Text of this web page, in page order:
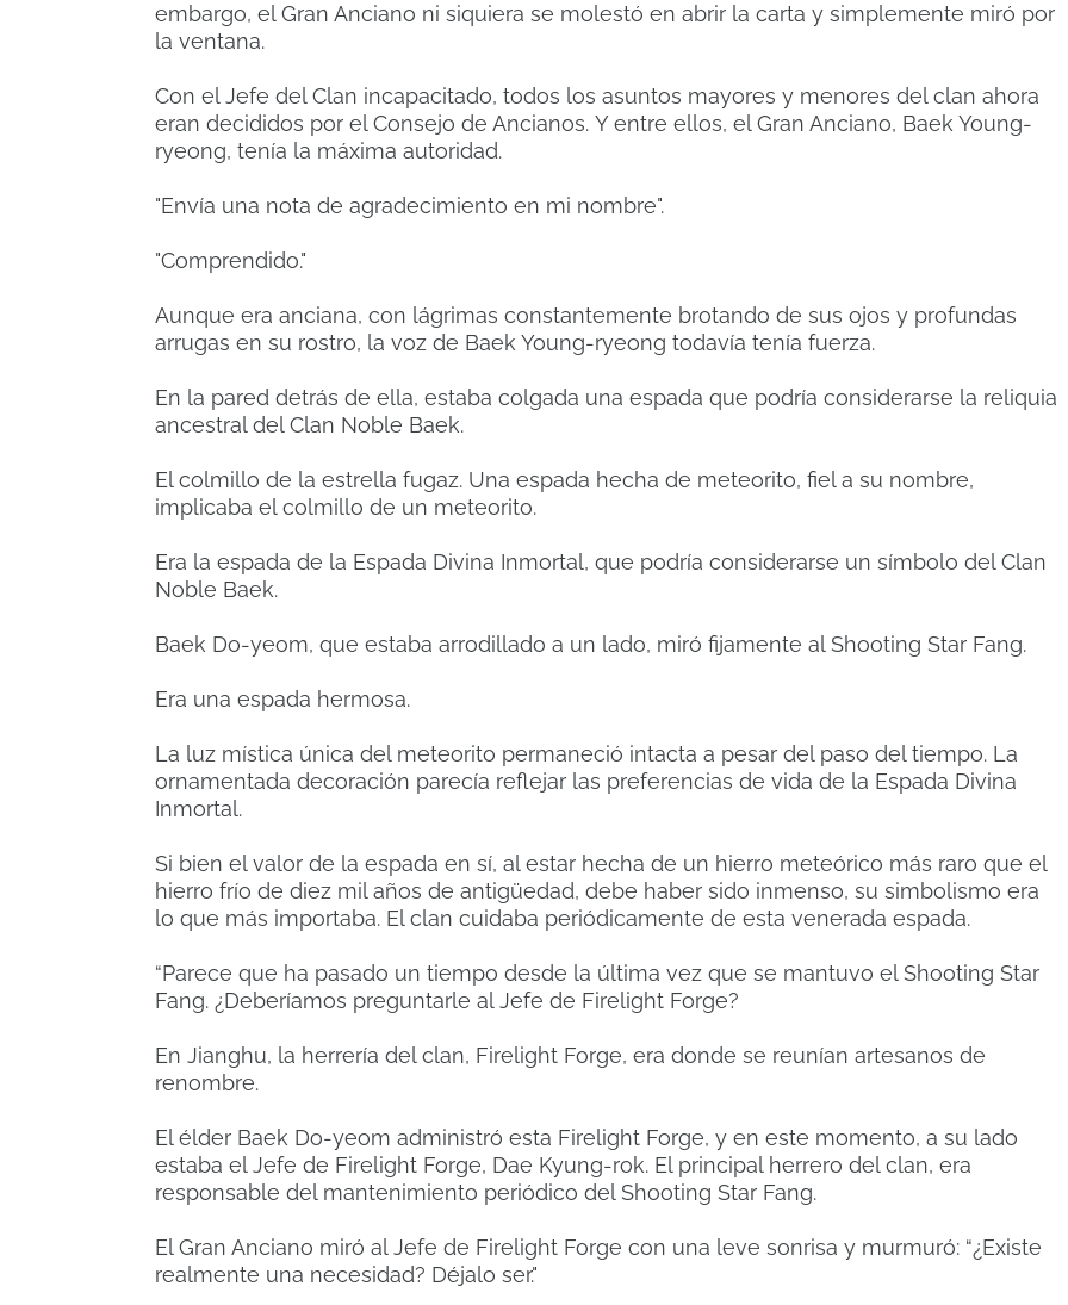
embargo, el Gran Anciano ni siquiera se molestó en abrir la carta y simplemente miró por
la ventana.
Con el Jefe del Clan incapacitado, todos los asuntos mayores y menores del clan ahora
eran decididos por el Consejo de Ancianos. Y entre ellos, el Gran Anciano, Baek Young-
ryeong, tenía la máxima autoridad.
"Envía una nota de agradecimiento en mi nombre".
"Comprendido."
Aunque era anciana, con lágrimas constantemente brotando de sus ojos y profundas
arrugas en su rostro, la voz de Baek Young-ryeong todavía tenía fuerza.
En la pared detrás de ella, estaba colgada una espada que podría considerarse la reliquia
ancestral del Clan Noble Baek.
El colmillo de la estrella fugaz. Una espada hecha de meteorito, fiel a su nombre,
implicaba el colmillo de un meteorito.
Era la espada de la Espada Divina Inmortal, que podría considerarse un símbolo del Clan
Noble Baek.
Baek Do-yeom, que estaba arrodillado a un lado, miró fijamente al Shooting Star Fang.
Era una espada hermosa.
La luz mística única del meteorito permaneció intacta a pesar del paso del tiempo. La
ornamentada decoración parecía reflejar las preferencias de vida de la Espada Divina
Inmortal.
Si bien el valor de la espada en sí, al estar hecha de un hierro meteórico más raro que el
hierro frío de diez mil años de antigüedad, debe haber sido inmenso, su simbolismo era
lo que más importaba. El clan cuidaba periódicamente de esta venerada espada.
“Parece que ha pasado un tiempo desde la última vez que se mantuvo el Shooting Star
Fang. ¿Deberíamos preguntarle al Jefe de Firelight Forge?
En Jianghu, la herrería del clan, Firelight Forge, era donde se reunían artesanos de
renombre.
El élder Baek Do-yeom administró esta Firelight Forge, y en este momento, a su lado
estaba el Jefe de Firelight Forge, Dae Kyung-rok. El principal herrero del clan, era
responsable del mantenimiento periódico del Shooting Star Fang.
El Gran Anciano miró al Jefe de Firelight Forge con una leve sonrisa y murmuró: “¿Existe
realmente una necesidad? Déjalo ser."